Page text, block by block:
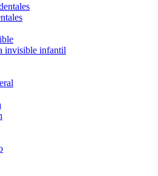
invisible infantil